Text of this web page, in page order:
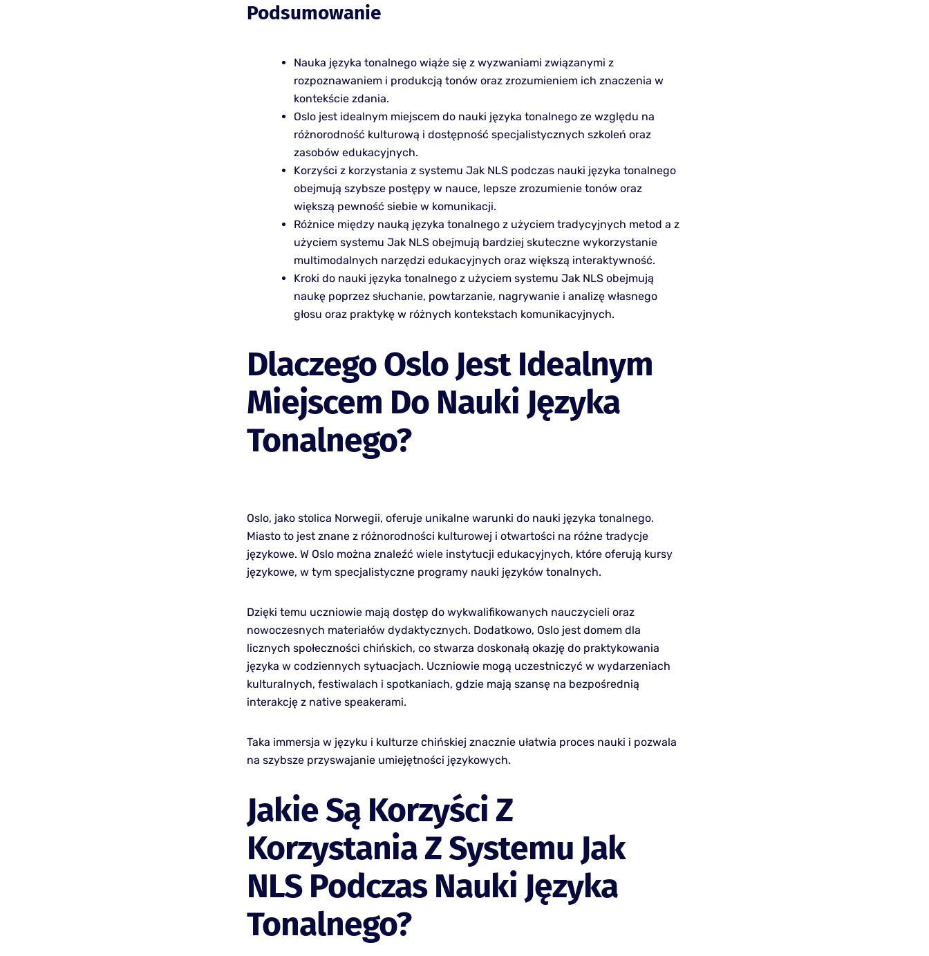
Podsumowanie
Nauka języka tonalnego wiąże się z wyzwaniami związanymi z
rozpoznawaniem i produkcją tonów oraz zrozumieniem ich znaczenia w
kontekście zdania.
Oslo jest idealnym miejscem do nauki języka tonalnego ze względu na
różnorodność kulturową i dostępność specjalistycznych szkoleń oraz
zasobów edukacyjnych.
Korzyści z korzystania z systemu Jak NLS podczas nauki języka tonalnego
obejmują szybsze postępy w nauce, lepsze zrozumienie tonów oraz
większą pewność siebie w komunikacji.
Różnice między nauką języka tonalnego z użyciem tradycyjnych metod a z
użyciem systemu Jak NLS obejmują bardziej skuteczne wykorzystanie
multimodalnych narzędzi edukacyjnych oraz większą interaktywność.
Kroki do nauki języka tonalnego z użyciem systemu Jak NLS obejmują
naukę poprzez słuchanie, powtarzanie, nagrywanie i analizę własnego
głosu oraz praktykę w różnych kontekstach komunikacyjnych.
Dlaczego Oslo Jest Idealnym
Miejscem Do Nauki Języka
Tonalnego?
Oslo, jako stolica Norwegii, oferuje unikalne warunki do nauki języka tonalnego.
Miasto to jest znane z różnorodności kulturowej i otwartości na różne tradycje
językowe. W Oslo można znaleźć wiele instytucji edukacyjnych, które oferują kursy
językowe, w tym specjalistyczne programy nauki języków tonalnych.
Dzięki temu uczniowie mają dostęp do wykwalifikowanych nauczycieli oraz
nowoczesnych materiałów dydaktycznych. Dodatkowo, Oslo jest domem dla
licznych społeczności chińskich, co stwarza doskonałą okazję do praktykowania
języka w codziennych sytuacjach. Uczniowie mogą uczestniczyć w wydarzeniach
kulturalnych, festiwalach i spotkaniach, gdzie mają szansę na bezpośrednią
interakcję z native speakerami.
Taka immersja w języku i kulturze chińskiej znacznie ułatwia proces nauki i pozwala
na szybsze przyswajanie umiejętności językowych.
Jakie Są Korzyści Z
Korzystania Z Systemu Jak
NLS Podczas Nauki Języka
Tonalnego?